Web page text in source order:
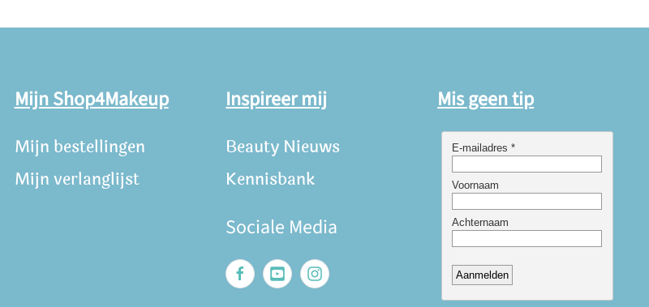
Mijn Shop4Makeup
Mijn bestellingen
Mijn verlanglijst
Inspireer mij
Beauty Nieuws
Kennisbank
Sociale Media
Mis geen tip